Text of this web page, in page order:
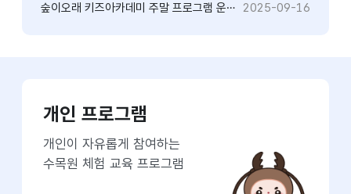
숲이오래 키즈아카데미 주말 프로그램 운영 안내(9월 20일, 27일) 2025-09-16
프로그램
바로가기
개인 프로그램
개인이 자유롭게 참여하는
수목원 체험 교육 프로그램